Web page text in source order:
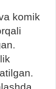
komik